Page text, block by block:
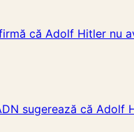
că Adolf Hitler nu
sugerează că